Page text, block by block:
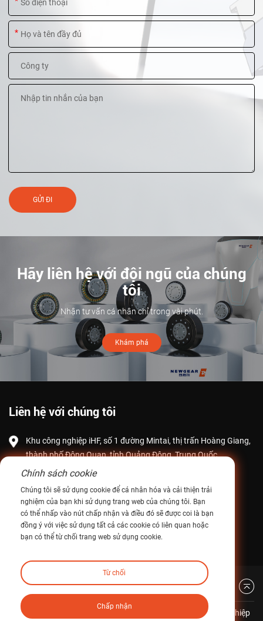
*
GỬI ĐI
Hãy liên hệ với đội ngũ của chúng
tôi
Nhận tư vấn cá nhân chỉ trong vài phút.
Khám phá
Liên hệ với chúng tôi
Khu công nghiệp iHF, số 1 đường Mintai, thị trấn Hoàng Giang,
thành phố Đông Quan, tỉnh Quảng Đông, Trung Quốc
Email:intltrade@ihfcn.com
Điện thoại:+ 86 155 0755 7296(Steve Pang)
+ 86 150 1293 8124 (Sunny Qian)
Số fax: +86-0769-82868510
Trở lại đầu trang
Bản quyền © Công ty TNHH Công nghệ Truyền động Công nghiệp
Chính sách cookie
Chúng tôi sẽ sử dụng cookie để cá nhân hóa và cải thiện trải
nghiệm của bạn khi sử dụng trang web của chúng tôi. Bạn
có thể nhấp vào nút chấp nhận và điều đó sẽ được coi là bạn
đồng ý với việc sử dụng tất cả các cookie có liên quan hoặc
bạn có thể từ chối trang web sử dụng cookie.
Từ chối
Chấp nhận